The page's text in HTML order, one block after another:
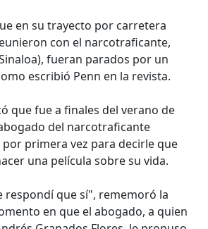
en su trayecto por carretera
con el narcotraficante,
fueran parados por un
escribió Penn en la revista.
que fue a finales del verano de
del narcotraficante
primera vez para decirle que
una película sobre su vida.
respondí que sí", rememoró la
en que el abogado, a quien